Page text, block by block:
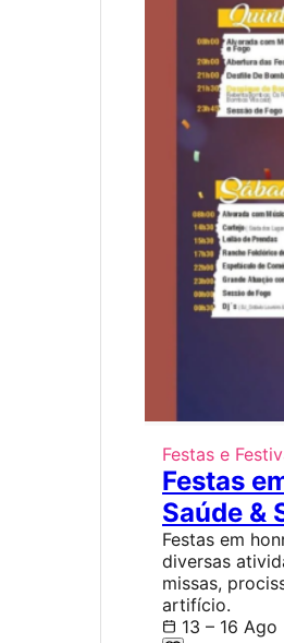
Festas e
Festas
Saúde &
Festas em
diversas
missas,
artifício.
13 – 16 Ago